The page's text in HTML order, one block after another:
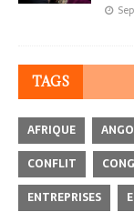
TAGS
AFRIQUE
CONFLIT
ENTREPRISES